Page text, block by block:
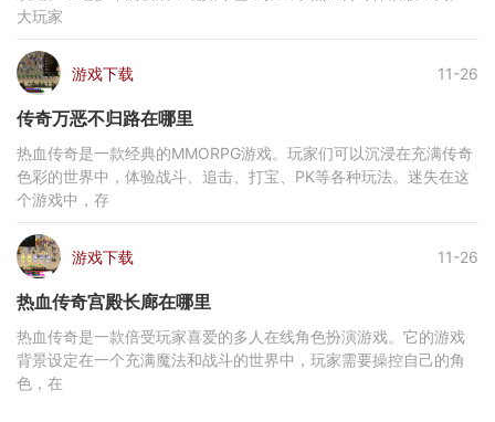
大玩家
游戏下载 11-26
传奇万恶不归路在哪里
热血传奇是一款经典的MMORPG游戏。玩家们可以沉浸在充满传奇
色彩的世界中，体验战斗、追击、打宝、PK等各种玩法。迷失在这
个游戏中，存
游戏下载 11-26
热血传奇宫殿长廊在哪里
热血传奇是一款倍受玩家喜爱的多人在线角色扮演游戏。它的游戏
背景设定在一个充满魔法和战斗的世界中，玩家需要操控自己的角
色，在